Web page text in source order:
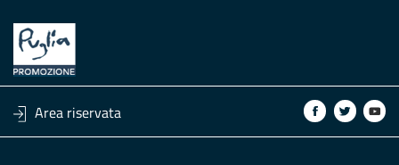
Area riservata